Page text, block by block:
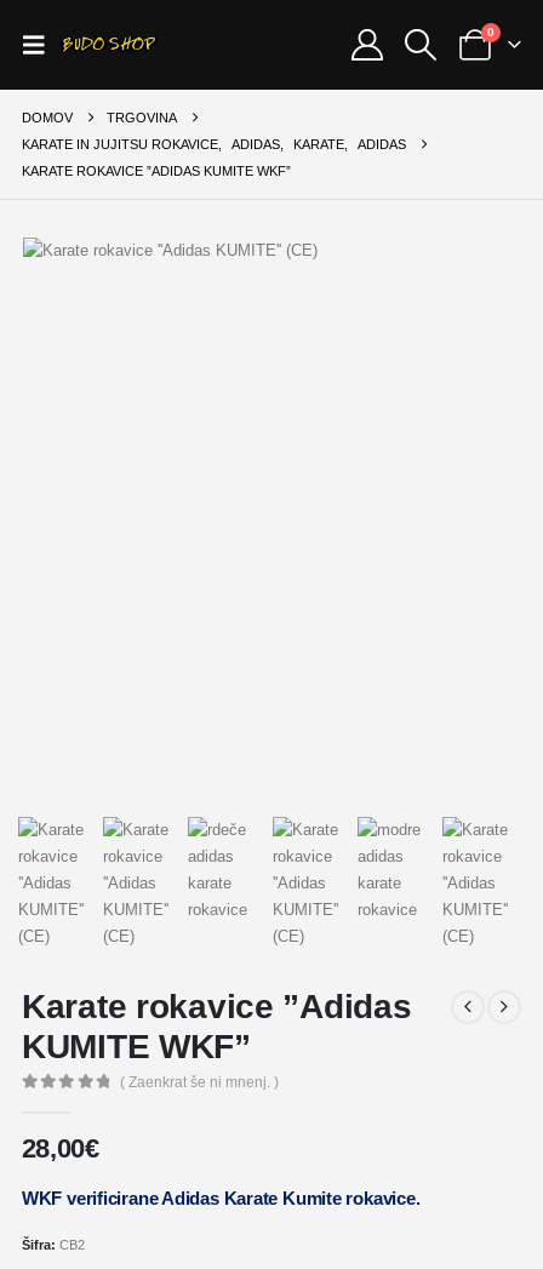
0
DOMOV
TRGOVINA
KARATE IN JUJITSU ROKAVICE, ADIDAS, KARATE,
ADIDAS
KARATE ROKAVICE ”ADIDAS KUMITE WKF”
Karate rokavice ”Adidas
KUMITE WKF”
( Zaenkrat še ni mnenj. )
28,00€
WKF verificirane Adidas Karate Kumite rokavice.
Šifra: CB2